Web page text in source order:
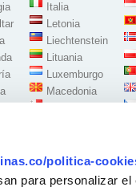
politica-
para personalizar
Italia
Letonia
Liechtenstein
Lituania
Luxemburgo
Macedonia
Síguenos en: